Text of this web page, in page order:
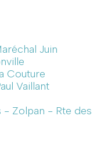
Juin
Couture
Vaillant
- Zolpan - Rte des